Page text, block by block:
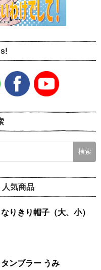
気商品
りきり帽子（大、小）
ノラネコぐんだん タンブラー うみ